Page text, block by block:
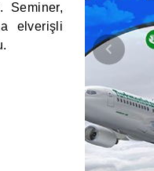
Seminer,
elverişli